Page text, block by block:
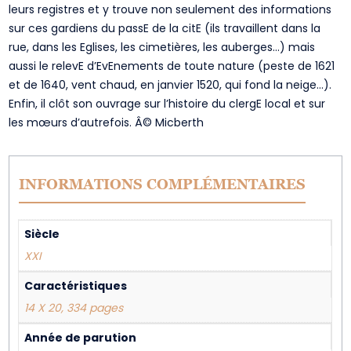
leurs registres et y trouve non seulement des informations
sur ces gardiens du passE de la citE (ils travaillent dans la
rue, dans les Eglises, les cimetières, les auberges…) mais
aussi le relevE d’EvEnements de toute nature (peste de 1621
et de 1640, vent chaud, en janvier 1520, qui fond la neige…).
Enfin, il clôt son ouvrage sur l’histoire du clergE local et sur
les mœurs d’autrefois. Â© Micberth
INFORMATIONS COMPLÉMENTAIRES
Siècle
XXI
Caractéristiques
14 X 20, 334 pages
Année de parution